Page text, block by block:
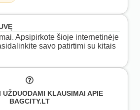
Apsipirkote šioje internetinėje
savo patirtimi su kitais
UŽDUODAMI KLAUSIMAI APIE
BAGCITY.LT